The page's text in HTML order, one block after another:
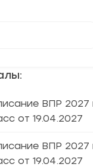
ВПР 2027
от 19.04.2027
ВПР 2027
от 19.04.2027